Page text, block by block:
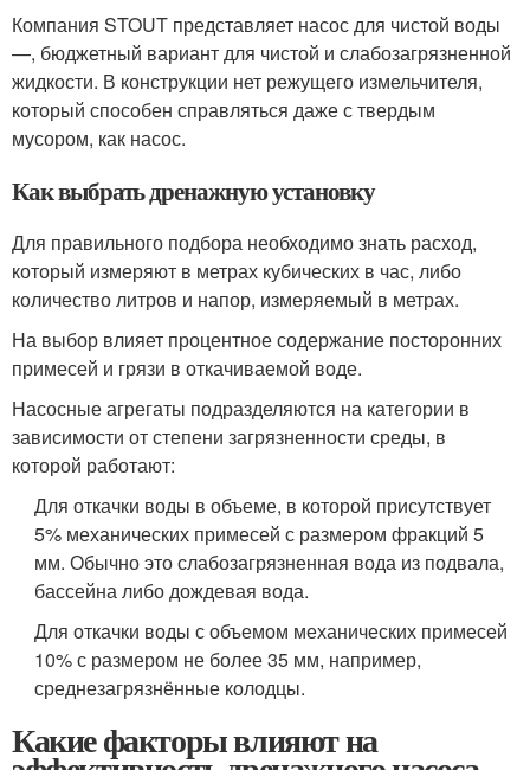
Компания STOUT представляет насос для чистой воды
—, бюджетный вариант для чистой и слабозагрязненной
жидкости. В конструкции нет режущего измельчителя,
который способен справляться даже с твердым
мусором, как насос.
Как выбрать дренажную установку
Для правильного подбора необходимо знать расход,
который измеряют в метрах кубических в час, либо
количество литров и напор, измеряемый в метрах.
На выбор влияет процентное содержание посторонних
примесей и грязи в откачиваемой воде.
Насосные агрегаты подразделяются на категории в
зависимости от степени загрязненности среды, в
которой работают:
Для откачки воды в объеме, в которой присутствует
5% механических примесей с размером фракций 5
мм. Обычно это слабозагрязненная вода из подвала,
бассейна либо дождевая вода.
Для откачки воды с объемом механических примесей
10% с размером не более 35 мм, например,
среднезагрязнённые колодцы.
Какие факторы влияют на